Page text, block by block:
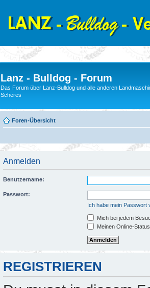
Lanz - Bulldog - Forum
Das Forum über Lanz-Bulldog und alle anderen
Scheres
Foren-Übersicht
Anmelden
Benutzername:
Passwort:
Ich habe mein Passwort
Mich bei jedem
Meinen Online-
REGISTRIEREN